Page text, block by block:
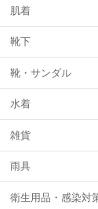
肌着
靴下
靴・サンダル
水着
雑貨
雨具
衛生用品・感染対